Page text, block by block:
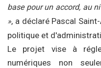
base pour un accord, au
», a déclaré Pascal
politique et
Le projet vise à
numériques non